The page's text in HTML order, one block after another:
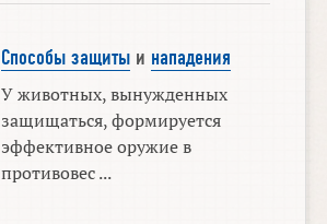
Способы защитыи нападения
У животных, вынужденных
защищаться, формируется
эффективное оружие в
противовес ...